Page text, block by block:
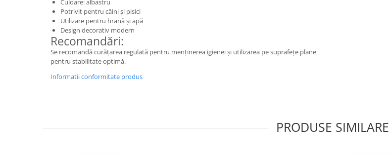
Culoare: albastru
Potrivit pentru câini și pisici
Utilizare pentru hrană și apă
Design decorativ modern
Recomandări:
Se recomandă curățarea regulată pentru menținerea igienei și utilizarea pe suprafețe plane
pentru stabilitate optimă.
Informatii conformitate produs
PRODUSE SIMILARE